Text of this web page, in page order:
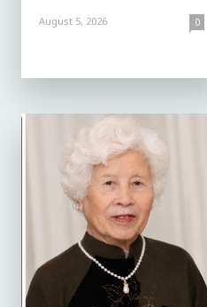
August 5, 2026 0